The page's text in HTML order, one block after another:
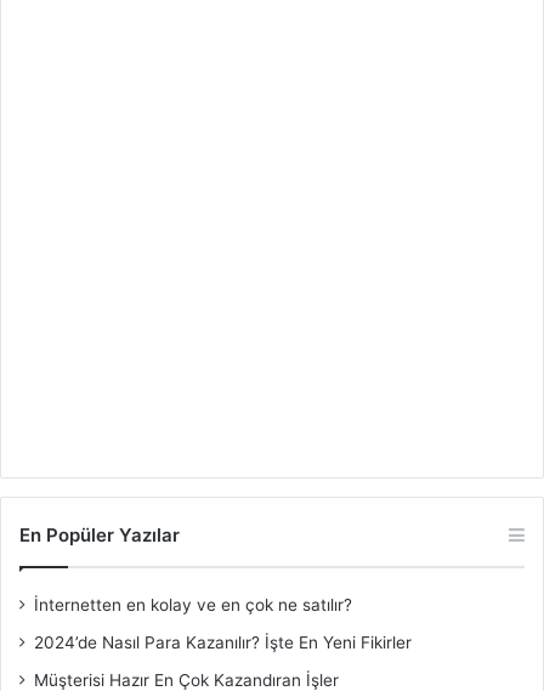
En Popüler Yazılar
İnternetten en kolay ve en çok ne satılır?
2024’de Nasıl Para Kazanılır? İşte En Yeni Fikirler
Müşterisi Hazır En Çok Kazandıran İşler